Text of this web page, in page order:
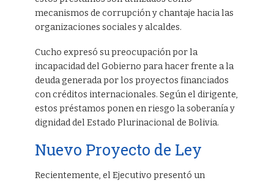
mecanismos de corrupción y chantaje hacia las
organizaciones sociales y alcaldes.
Cucho expresó su preocupación por la
incapacidad del Gobierno para hacer frente a la
deuda generada por los proyectos financiados
con créditos internacionales. Según el dirigente,
estos préstamos ponen en riesgo la soberanía y
dignidad del Estado Plurinacional de Bolivia.
Nuevo Proyecto de Ley
Recientemente, el Ejecutivo presentó un